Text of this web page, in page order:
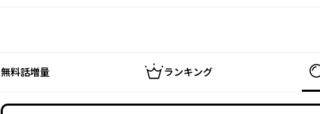
無料話増量 ランキング